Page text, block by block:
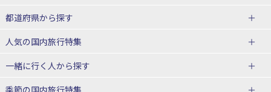
仙台→東京 新幹線パック
富山⇔東京 新幹線パック
東京→仙台 新幹線パック
東京→金沢 新幹線パック
北海道新幹線 旅行
山形新幹線 旅行
東海道新幹線 旅行
上越新幹線 旅行
都道府県から探す
北海道旅行・ツアー
東北
人気の国内旅行特集
東京ディズニーリゾート®への旅
ユニバーサル・スタジオ・ジャパ
一緒に行く人から探す
一人旅 国内版
季節の国内旅行特集